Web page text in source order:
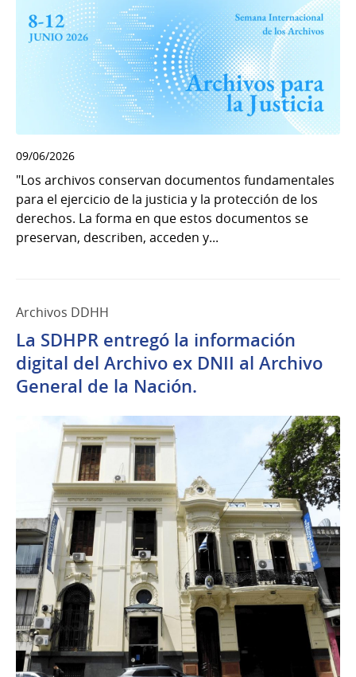
09/06/2026
"Los archivos conservan documentos fundamentales
para el ejercicio de la justicia y la protección de los
derechos. La forma en que estos documentos se
preservan, describen, acceden y...
Archivos DDHH
La SDHPR entregó la información
digital del Archivo ex DNII al Archivo
General de la Nación.